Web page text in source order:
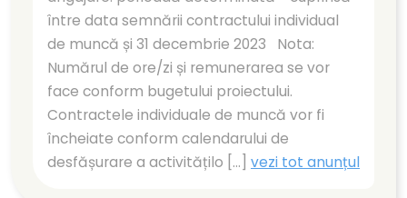
între data semnării contractului individual
de muncă și 31 decembrie 2023 Nota:
Numărul de ore/zi și remunerarea se vor
face conform bugetului proiectului.
Contractele individuale de muncă vor fi
încheiate conform calendarului de
desfășurare a activitățilo [...] vezi tot anunțul